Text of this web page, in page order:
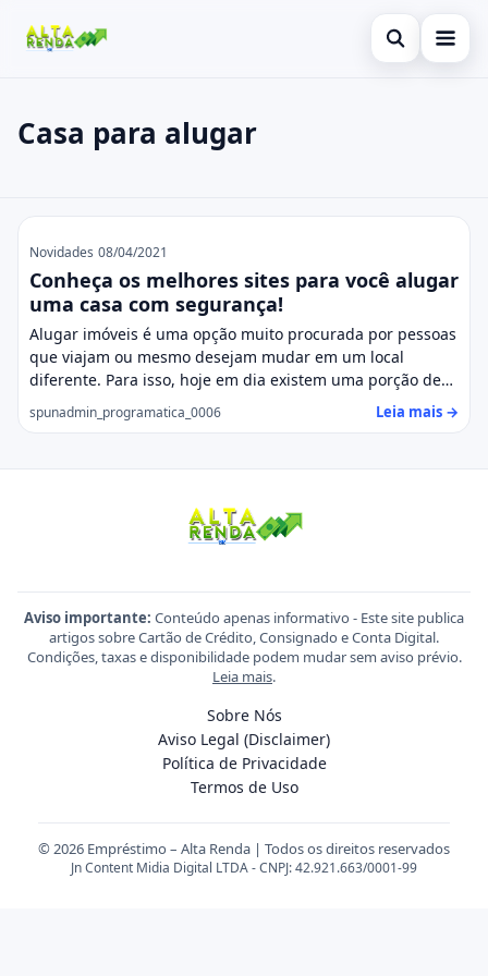
Abrir busca
Cartão de Crédito
Conta Digital
Empréstimo
Finanças
Imóvel
Legal
Buscar no site
Pressione Enter para buscar ou ESC para fechar.
Casa para alugar
Casa para alugar
Novidades 08/04/2021
Conheça os melhores sites para você alugar
uma casa com segurança!
Alugar imóveis é uma opção muito procurada por pessoas
que viajam ou mesmo desejam mudar em um local
diferente. Para isso, hoje em dia existem uma porção de…
spunadmin_programatica_0006 Leia mais →
Aviso importante: Conteúdo apenas informativo - Este site publica
artigos sobre Cartão de Crédito, Consignado e Conta Digital.
Condições, taxas e disponibilidade podem mudar sem aviso prévio.
Leia mais.
Sobre Nós
Aviso Legal (Disclaimer)
Política de Privacidade
Termos de Uso
© 2026 Empréstimo – Alta Renda | Todos os direitos reservados
Jn Content Midia Digital LTDA - CNPJ: 42.921.663/0001-99